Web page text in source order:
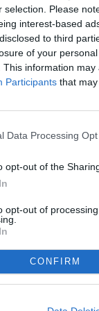
selection. Please
interest-based
to third
of your
This information
Participants that
Data Processing
opt-out of the
opt-out of
CONFIRM
el empate en
suficientemente
generar. [...]
creo que
[Martín] ha
de Oriol
sí que nos
el último tercio
la
más puntas
tocaba".
el volumen.
hundes al rival